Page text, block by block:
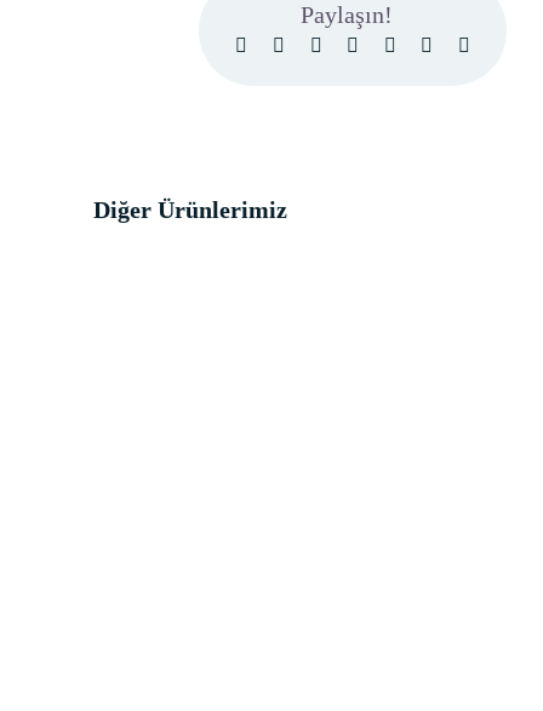
Paylaşın!
Diğer Ürünlerimiz